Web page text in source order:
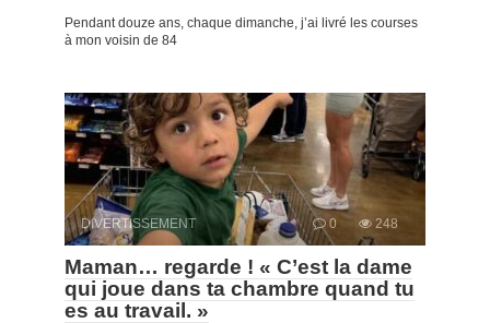
Pendant douze ans, chaque dimanche, j’ai livré les courses
à mon voisin de 84
DIVERTISSEMENT 0 248
Maman… regarde ! « C’est la dame
qui joue dans ta chambre quand tu
es au travail. »